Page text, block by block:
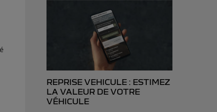
REPRISE VEHICULE : ESTIMEZ
LA VALEUR DE VOTRE
VÉHICULE
du mobile.